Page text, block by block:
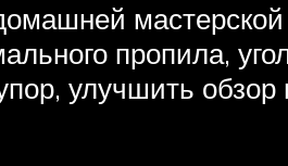
пропила,
улучшить